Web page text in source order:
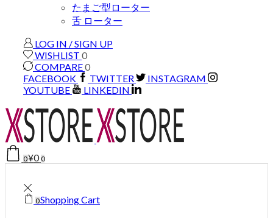
たまご型ローター
舌 ローター
LOG IN / SIGN UP
WISHLIST 0
COMPARE0
FACEBOOK
TWITTER
INSTAGRAM
YOUTUBE
LINKEDIN
0¥0 0
0Shopping Cart